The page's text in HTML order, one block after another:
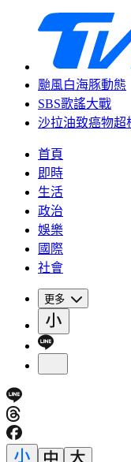
颱風白海豚動態
SBS歌謠大戰
沙拉油致癌物超
首頁
即時
生活
政治
娛樂
國際
社會
更多